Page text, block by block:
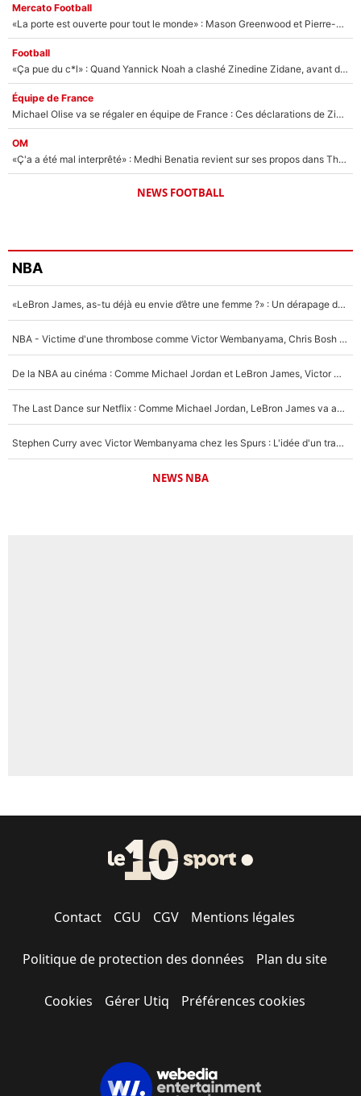
Mercato Football
«La porte est ouverte pour tout le monde» : Mason Greenwood et Pierre-Emerick Aubameyang ont quitté l'OM, Amine Gouiri balance sur la suite du mercato et sur la réaction du vestiaire !
Football
«Ça pue du c*l» : Quand Yannick Noah a clashé Zinedine Zidane, avant de se faire recadrer par le nouveau sélectionneur de l'équipe de France !
Équipe de France
Michael Olise va se régaler en équipe de France : Ces déclarations de Zinedine Zidane qui prouvent qu'il va tout miser sur la star du Bayern Munich !
OM
«Ç'a a été mal interprêté» : Medhi Benatia revient sur ses propos dans The Bridge et précise ses conditions pour rejoindre le PSG !
NEWS FOOTBALL
NBA
«LeBron James, as-tu déjà eu envie d’être une femme ?» : Un dérapage de Donald Trump sur la superstar de la NBA refait surface
NBA - Victime d'une thrombose comme Victor Wembanyama, Chris Bosh prévient le Français des risques sur sa santé : «J’ai failli mourir sur le coup et j’ai été ramené à la vie»
De la NBA au cinéma : Comme Michael Jordan et LeBron James, Victor Wembanyama rêve d'une carrière d'acteur !
The Last Dance sur Netflix : Comme Michael Jordan, LeBron James va avoir le droit à sa série !
Stephen Curry avec Victor Wembanyama chez les Spurs : L'idée d'un trade historique est lancée en NBA !
NEWS NBA
Contact CGU CGV Mentions légales
Politique de protection des données Plan du site
Cookies Gérer Utiq Préférences cookies